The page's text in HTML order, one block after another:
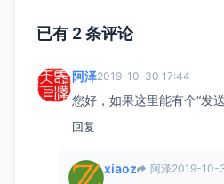
已有 2 条评论
阿泽2019-10-30 17:44
您好，如果这里能有个“发
回复
xiaoz 阿泽2019-10-